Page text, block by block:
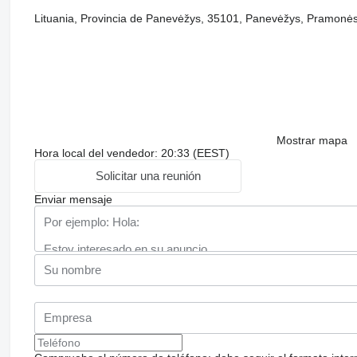
Lituania, Provincia de Panevėžys, 35101, Panevėžys,
Mostrar mapa
Hora local del vendedor: 20:33 (EEST)
Solicitar una reunión
Enviar mensaje